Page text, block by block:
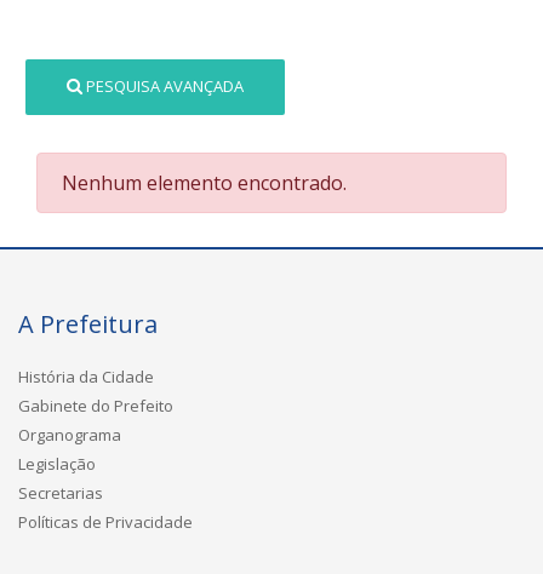
PESQUISA AVANÇADA
Nenhum elemento encontrado.
A Prefeitura
História da Cidade
Gabinete do Prefeito
Organograma
Legislação
Secretarias
Políticas de Privacidade